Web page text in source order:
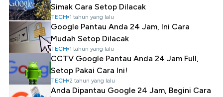
Simak Cara Setop Dilacak
TECH 1 tahun yang lalu
Google Pantau Anda 24 Jam, Ini Cara
Mudah Setop Dilacak
TECH 1 tahun yang lalu
CCTV Google Pantau Anda 24 Jam Full,
Setop Pakai Cara Ini!
TECH 2 tahun yang lalu
Anda Dipantau Google 24 Jam, Begini Cara